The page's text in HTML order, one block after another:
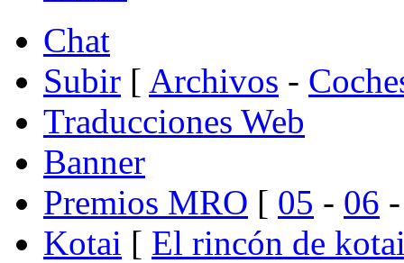
Chat
Subir [ Archivos -
Traducciones Web
Banner
Premios MRO [ 05 - 06
Kotai [ El rincón de